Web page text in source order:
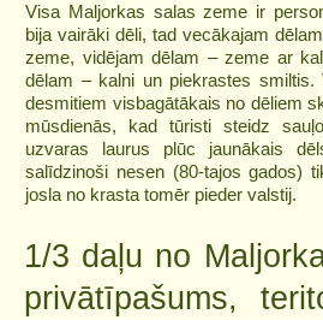
Visa Maljorkas salas zeme ir
bija vairāki dēli, tad vecākajam
zeme, vidējam dēlam – zeme ar
dēlam – kalni un piekrastes
desmitiem visbagātākais no dēliem
mūsdienās, kad tūristi steidz
uzvaras laurus plūc jaunākais
salīdzinoši nesen (80-tajos gados)
josla no krasta tomēr pieder valstij.
1/3 daļu no
privātīpašums,